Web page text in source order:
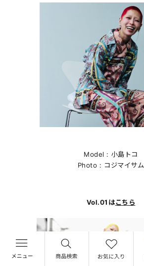
Model : 小島トコ
Photo : コジマイサム
Vol.01はこちら